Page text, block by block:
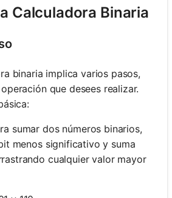
Calculadora Binaria
binaria implica varios pasos,
que desees realizar.
sumar dos números binarios,
menos significativo y suma
cualquier valor mayor